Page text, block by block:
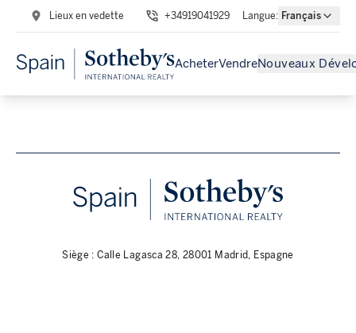
Lieux en vedette +34919041929 Langue: Français
AcheterVendreNouveaux
Siège : Calle Lagasca 28, 28001 Madrid, Espagne